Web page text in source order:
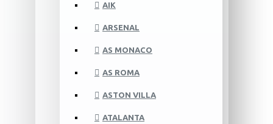
AIK
ARSENAL
AS MONACO
AS ROMA
ASTON VILLA
ATALANTA